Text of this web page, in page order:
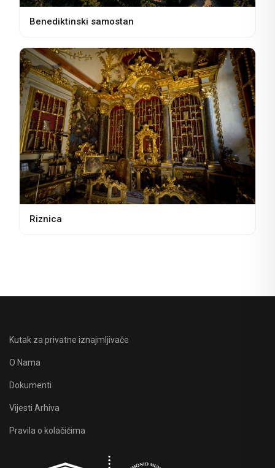
Benediktinski samostan
Riznica
Kutak za privatne iznajmljivače
O Nama
Dokumenti
Vijesti Arhiva
Pravila o kolačićima